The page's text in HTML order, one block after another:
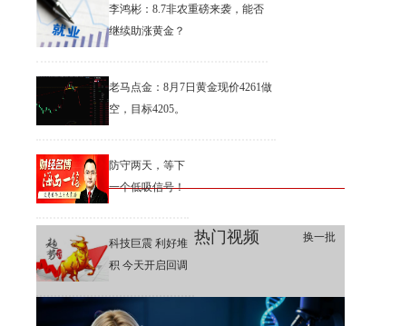
李鸿彬：8.7非农重磅来袭，能否
继续助涨黄金？
老马点金：8月7日黄金现价4261做
空，目标4205。
防守两天，等下
一个低吸信号！
科技巨震 利好堆
积 今天开启回调
热门视频 换一批